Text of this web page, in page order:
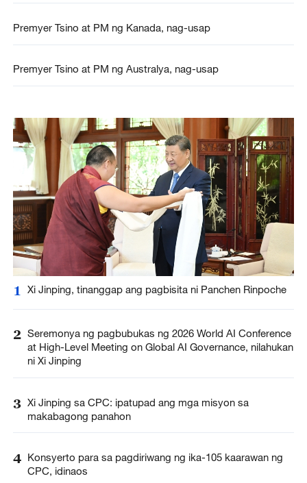
Premyer Tsino at PM ng Kanada, nag-usap
Premyer Tsino at PM ng Australya, nag-usap
1 Xi Jinping, tinanggap ang pagbisita ni Panchen Rinpoche
2 Seremonya ng pagbubukas ng 2026 World AI Conference
at High-Level Meeting on Global AI Governance, nilahukan
ni Xi Jinping
3 Xi Jinping sa CPC: ipatupad ang mga misyon sa
makabagong panahon
4 Konsyerto para sa pagdiriwang ng ika-105 kaarawan ng
CPC, idinaos